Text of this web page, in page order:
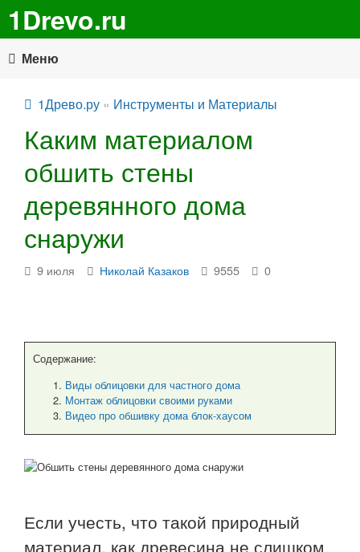
1Drevo.ru
Меню
1Древо.ру « Инструменты и Материалы
Каким материалом
обшить стены
деревянного дома
снаружи
9 июля Николай Казаков 9555 0
Содержание:
Виды облицовки для частного дома
Монтаж облицовки своими руками
Видео про обшивку дома блок-хаусом
Если учесть, что такой природный
материал, как древесина не слишком